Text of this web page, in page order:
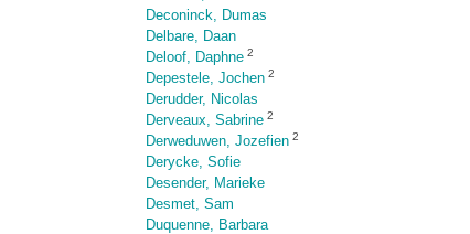
Deconinck, Dumas
Delbare, Daan
Deloof, Daphne 2
Depestele, Jochen 2
Derudder, Nicolas
Derveaux, Sabrine 2
Derweduwen, Jozefien 2
Derycke, Sofie
Desender, Marieke
Desmet, Sam
Duquenne, Barbara